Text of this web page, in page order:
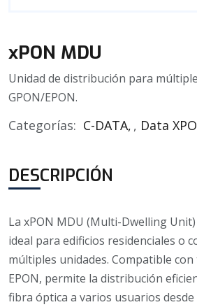
xPON MDU
Unidad de distribución para
GPON/EPON.
Categorías: C-DATA , Data
DESCRIPCIÓN
La xPON MDU (Multi-Dwelling
ideal para edificios residenciales o
múltiples unidades. Compatible
EPON, permite la distribución
fibra óptica a varios usuarios